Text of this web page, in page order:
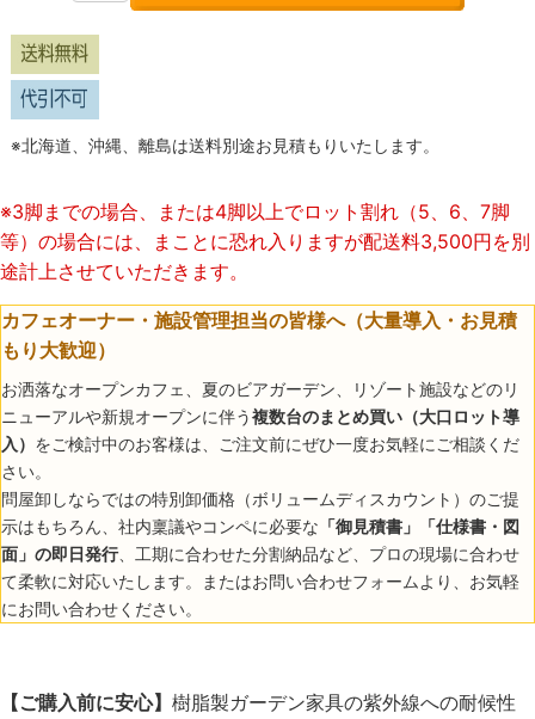
※北海道、沖縄、離島は送料別途お見積もりいたします。
※3脚までの場合、または4脚以上でロット割れ（5、6、7脚
等）の場合には、まことに恐れ入りますが配送料3,500円を別
途計上させていただきます。
カフェオーナー・施設管理担当の皆様へ（大量導入・お見積
もり大歓迎）
お洒落なオープンカフェ、夏のビアガーデン、リゾート施設などのリ
ニューアルや新規オープンに伴う複数台のまとめ買い（大口ロット導
入） をご検討中のお客様は、ご注文前にぜひ一度お気軽にご相談くだ
さい。
問屋卸しならではの特別卸価格（ボリュームディスカウント）のご提
示はもちろん、社内稟議やコンペに必要な 「御見積書」「仕様書・図
面」の即日発行、工期に合わせた分割納品など、プロの現場に合わせ
て柔軟に対応いたします。またはお問い合わせフォームより、お気軽
にお問い合わせください。
【ご購入前に安心】 樹脂製ガーデン家具の紫外線への耐候性